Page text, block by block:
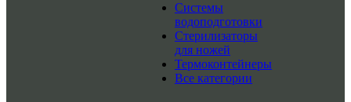
Системы
водоподготовки
Стерилизаторы
для ножей
Термоконтейнеры
Все категории